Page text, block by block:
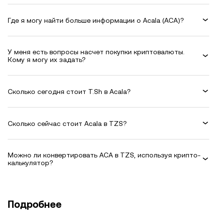
Где я могу найти больше информации о Acala (ACA)?
У меня есть вопросы насчет покупки криптовалюты.
Кому я могу их задать?
Сколько сегодня стоит T.Sh в Acala?
Сколько сейчас стоит Acala в TZS?
Можно ли конвертировать ACA в TZS, используя крипто-
калькулятор?
Подробнее